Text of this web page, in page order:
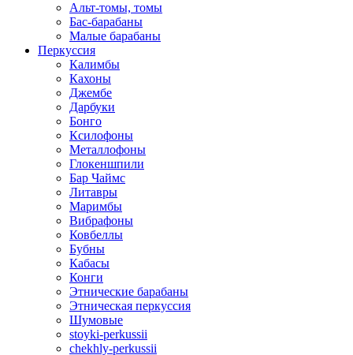
Альт-томы, томы
Бас-барабаны
Малые барабаны
Перкуссия
Калимбы
Кахоны
Джембе
Дарбуки
Бонго
Ксилофоны
Металлофоны
Глокеншпили
Бар Чаймс
Литавры
Маримбы
Вибрафоны
Ковбеллы
Бубны
Кабасы
Конги
Этнические барабаны
Этническая перкуссия
Шумовые
stoyki-perkussii
chekhly-perkussii